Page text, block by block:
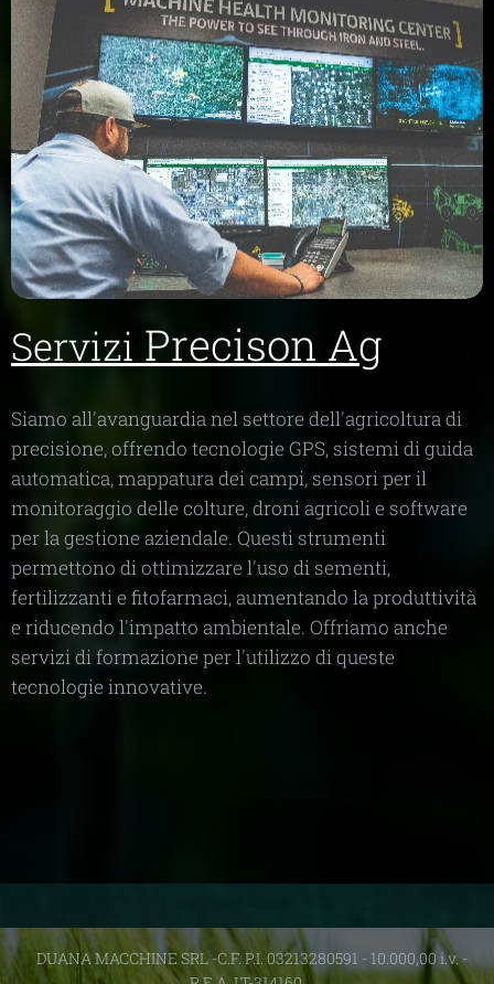
Servizi Precison Ag
Siamo all'avanguardia nel settore dell'agricoltura di
precisione, offrendo tecnologie GPS, sistemi di guida
automatica, mappatura dei campi, sensori per il
monitoraggio delle colture, droni agricoli e software
per la gestione aziendale. Questi strumenti
permettono di ottimizzare l'uso di sementi,
fertilizzanti e fitofarmaci, aumentando la produttività
e riducendo l'impatto ambientale. Offriamo anche
servizi di formazione per l'utilizzo di queste
tecnologie innovative.
DUANA MACCHINE SRL -C.F. P.I. 03213280591 - 10.000,00 i.v. -